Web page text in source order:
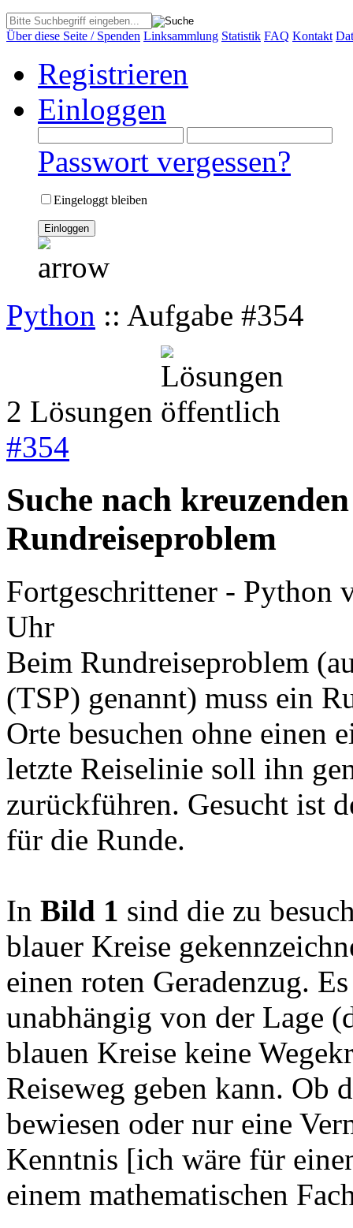
Über diese Seite / Spenden Linksammlung Statistik FAQ Kontakt
Registrieren
Einloggen
Passwort vergessen?
Eingeloggt bleiben
Python :: Aufgabe #354
2 Lösungen
#354
Suche nach
Rundreiseproblem
Fortgeschrittener - Python
Uhr
Beim Rundreiseproblem
(TSP) genannt) muss ein
Orte besuchen ohne einen
letzte Reiselinie soll ihn
zurückführen. Gesucht ist
für die Runde.
In Bild 1 sind die zu
blauer Kreise
einen roten Geradenzug.
unabhängig von der Lage
blauen Kreise keine
Reiseweg geben kann. Ob
bewiesen oder nur eine
Kenntnis [ich wäre für
einem mathematischen